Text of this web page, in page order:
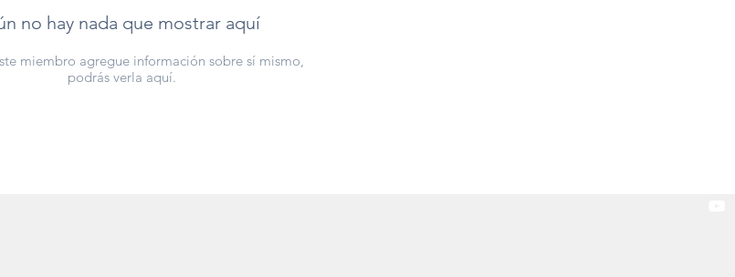
no hay nada que mostrar aquí
miembro agregue información sobre sí mismo,
podrás verla aquí.